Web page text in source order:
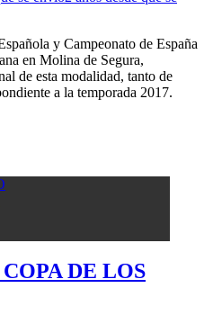
y Campeonato de España
en Molina de Segura,
de esta modalidad, tanto de
a la temporada 2017.
DE LOS